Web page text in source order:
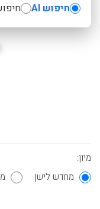
חיפוש AI
מיון:
מחדש לישן